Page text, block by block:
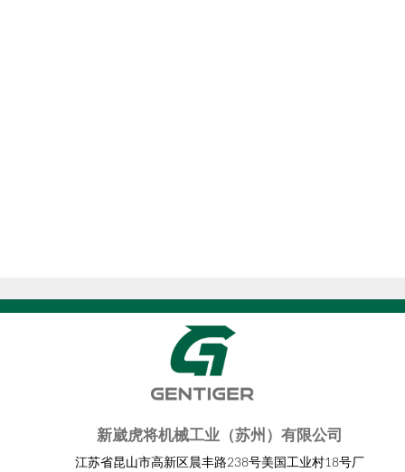
新崴虎将机械工业（苏州）有限公司
江苏省昆山市高新区晨丰路238号美国工业村18号厂